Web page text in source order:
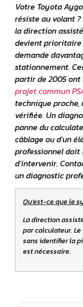
Votre Toyota
résiste au volant ?
la direction
devient prioritaire
demande
stationnement.
partir de 2005 ont
projet commun
technique
vérifiée. Un
panne du
câblage ou d’un
professionnel
d’intervenir.
un diagnostic
Qu’est-ce que le
La direction
par calculateur.
sans identifier la
est nécessaire.